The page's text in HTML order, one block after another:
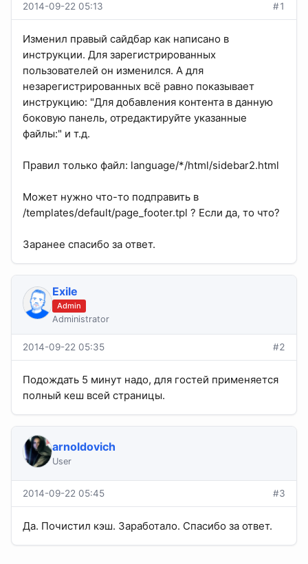
2014-09-22 05:13 #1
Изменил правый сайдбар как написано в
инструкции. Для зарегистрированных
пользователей он изменился. А для
незарегистрированных всё равно показывает
инструкцию: "Для добавления контента в данную
боковую панель, отредактируйте указанные
файлы:" и т.д.
Правил только файл: language/*/html/sidebar2.html
Может нужно что-то подправить в
/templates/default/page_footer.tpl ? Если да, то что?
Заранее спасибо за ответ.
Exile
Admin
Administrator
2014-09-22 05:35 #2
Подождать 5 минут надо, для гостей применяется
полный кеш всей страницы.
arnoldovich
User
2014-09-22 05:45 #3
Да. Почистил кэш. Заработало. Спасибо за ответ.